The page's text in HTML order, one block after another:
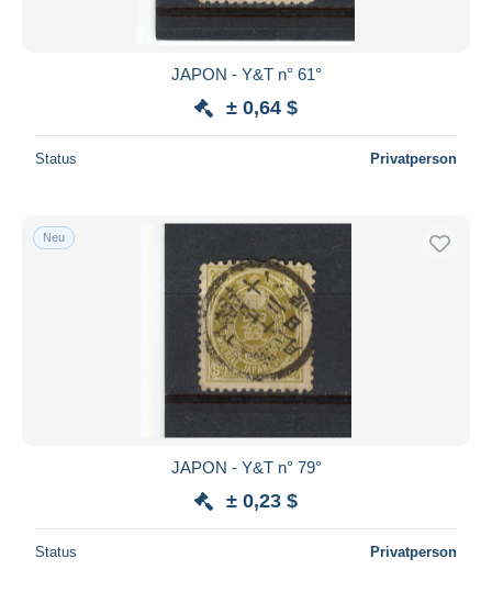
JAPON - Y&T n° 61°
± 0,64 $
Status Privatperson
Neu
JAPON - Y&T n° 79°
± 0,23 $
Status Privatperson